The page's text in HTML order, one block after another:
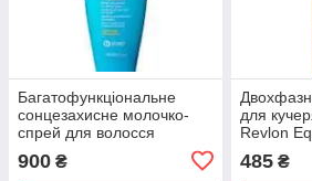
Багатофункціональне
сонцезахисне молочко-
спрей для волосся
Incredible Milk 12 в 1, 140
900 ₴
для
Revlon
485₴